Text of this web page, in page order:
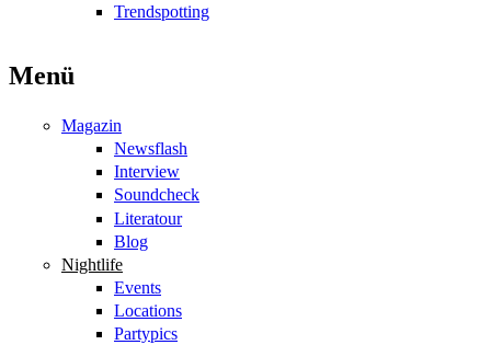
Trendspotting
Menü
Magazin
Newsflash
Interview
Soundcheck
Literatour
Blog
Nightlife
Events
Locations
Partypics